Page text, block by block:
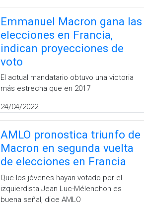
Emmanuel Macron gana las
elecciones en Francia,
indican proyecciones de
voto
El actual mandatario obtuvo una victoria
más estrecha que en 2017
24/04/2022
AMLO pronostica triunfo de
Macron en segunda vuelta
de elecciones en Francia
Que los jóvenes hayan votado por el
izquierdista Jean Luc-Mélenchon es
buena señal, dice AMLO